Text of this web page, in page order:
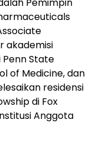
Pemimpin
akademisi
Penn State
of Medicine, dan
residensi
di Fox
Anggota